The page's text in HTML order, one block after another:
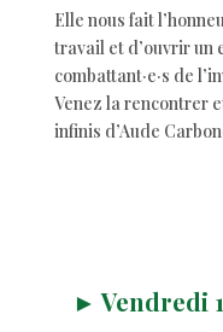
Elle nous fait
travail et d’ouvrir un
combattant·e·s de
Venez la rencontrer
infinis d’Aude
► Vendredi